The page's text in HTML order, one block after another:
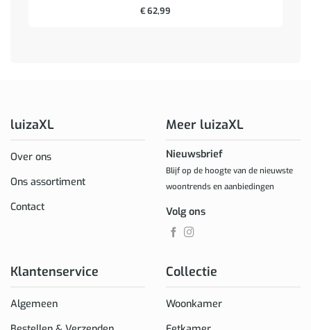
€62,99
luizaXL
Over ons
Ons assortiment
Contact
Klantenservice
Algemeen
Collectie
Woonkamer
Meer luizaXL
Nieuwsbrief
Blijf op de hoogte van de nieuwste
woontrends en aanbiedingen
Volg ons